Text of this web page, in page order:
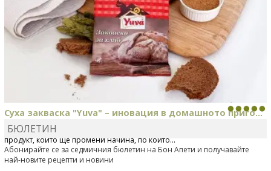
Суха закваска "Yuva" – иновация в домашното приго...
Отскоро Лесафр България стартира предлагането на изцяло нов
продукт, който ще промени начина, по който...
БЮЛЕТИН
Абонирайте се за седмичния бюлетин на Бон Апети и получавайте
най-новите рецепти и новини